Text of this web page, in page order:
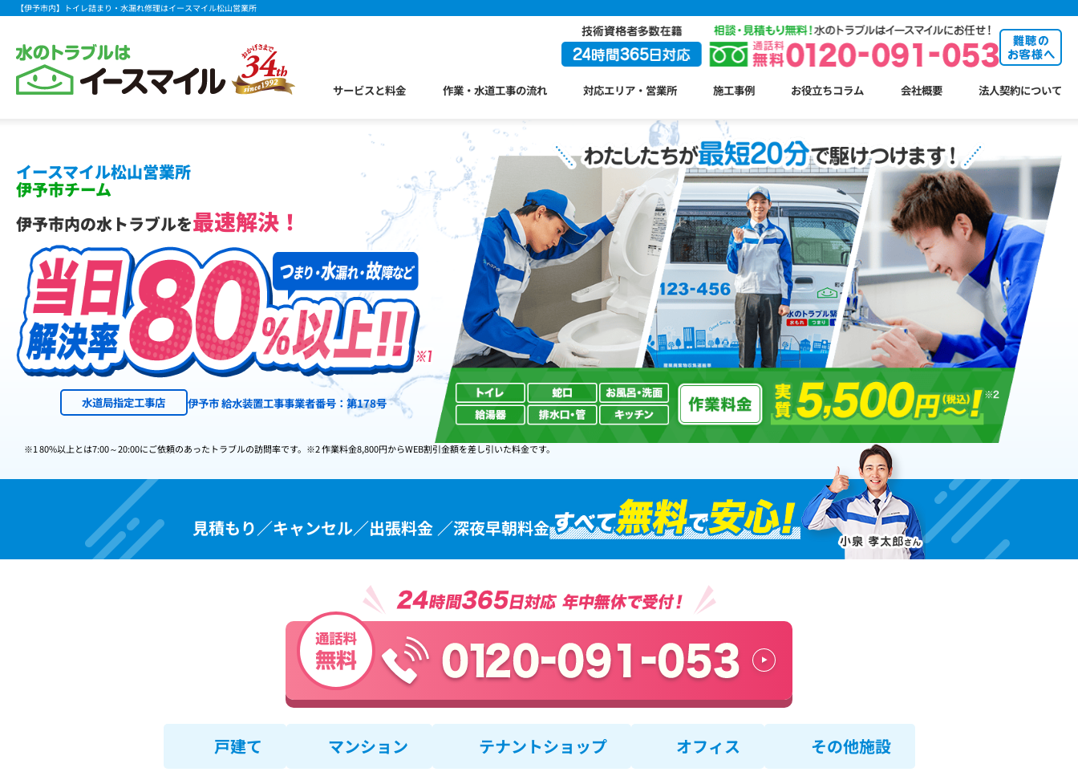
【伊予市内】トイレ詰まり・水漏れ修理はイースマイル松山営業所
サービスと料金 作業・水道工事の流れ 対応エリア・営業所 施工事例 お役立ちコラム 会社概要 法人契約について
イースマイル松山営業所
伊予市チーム
伊予市内の水トラブルを最速解決！
水道局指定工事店 伊予市 給水装置工事事業者番号：第178号
※1 80%以上とは7:00～20:00にご依頼のあったトラブルの訪問率です。 ※2 作業料金8,800円からWEB割引金額を差し引いた料金です。
見積もり／キャンセル／出張料金 ／深夜早朝料金
戸建て マンション テナントショップ オフィス その他施設